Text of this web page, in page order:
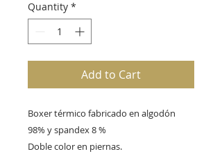
Quantity *
Add to Cart
Boxer térmico fabricado en algodón
98% y spandex 8 %
Doble color en piernas.